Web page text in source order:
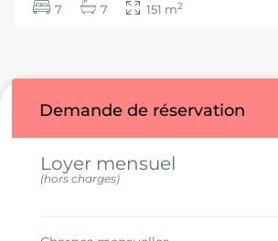
7 7 151 m2
Demande de réservation
Loyer mensuel
(hors charges)